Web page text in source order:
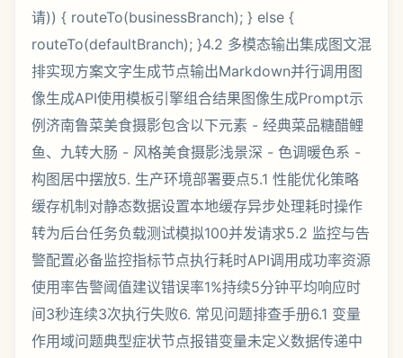
请)) { routeTo(businessBranch); } else {
routeTo(defaultBranch); }4.2 多模态输出集成图文混
排实现方案文字生成节点输出Markdown并行调用图
像生成API使用模板引擎组合结果图像生成Prompt示
例济南鲁菜美食摄影包含以下元素 - 经典菜品糖醋鲤
鱼、九转大肠 - 风格美食摄影浅景深 - 色调暖色系 -
构图居中摆放5. 生产环境部署要点5.1 性能优化策略
缓存机制对静态数据设置本地缓存异步处理耗时操作
转为后台任务负载测试模拟100并发请求5.2 监控与告
警配置必备监控指标节点执行耗时API调用成功率资源
使用率告警阈值建议错误率1%持续5分钟平均响应时
间3秒连续3次执行失败6. 常见问题排查手册6.1 变量
作用域问题典型症状节点报错变量未定义数据传递中